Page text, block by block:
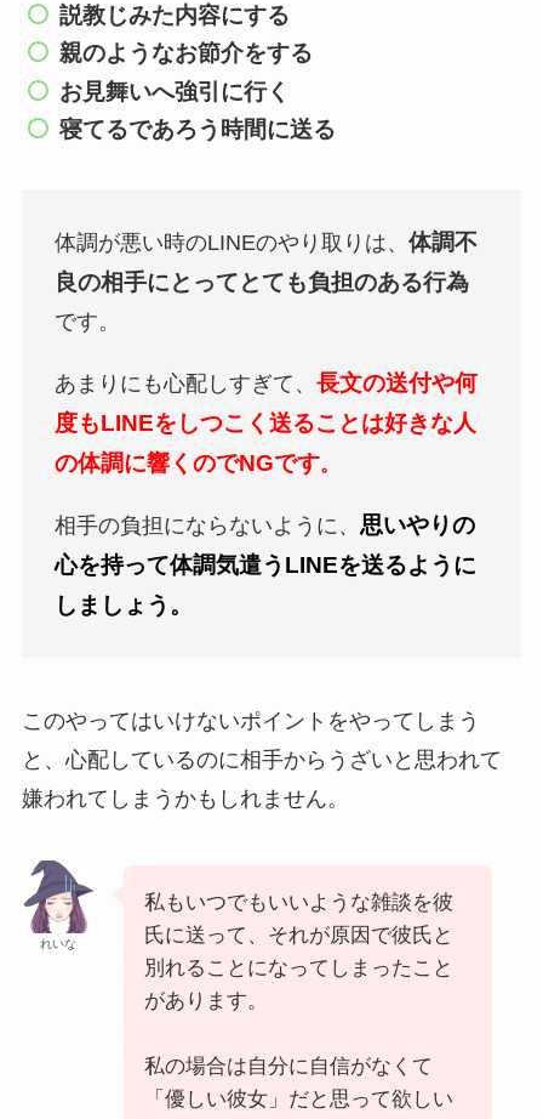
説教じみた内容にする
親のようなお節介をする
お見舞いへ強引に行く
寝てるであろう時間に送る
体調が悪い時のLINEのやり取りは、 体調不
良の相手にとってとても負担のある行為
です。
あまりにも心配しすぎて、 長文の送付や何
度もLINEをしつこく送ることは好きな人
の体調に響くのでNGです。
相手の負担にならないように、 思いやりの
心を持って体調気遣うLINEを送るように
しましょう。
このやってはいけないポイントをやってしまう
と、心配しているのに相手からうざいと思われて
嫌われてしまうかもしれません。
れいな
私もいつでもいいような雑談を彼
氏に送って、それが原因で彼氏と
別れることになってしまったこと
があります。
私の場合は自分に自信がなくて
「優しい彼女」だと思って欲しい